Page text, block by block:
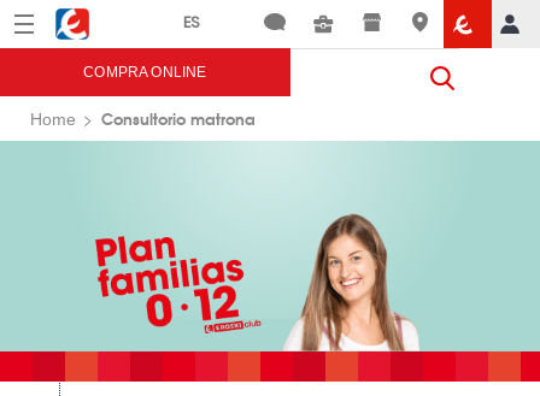
Menú Eroski
COMPRA ONLINE
Home Consultorio matrona